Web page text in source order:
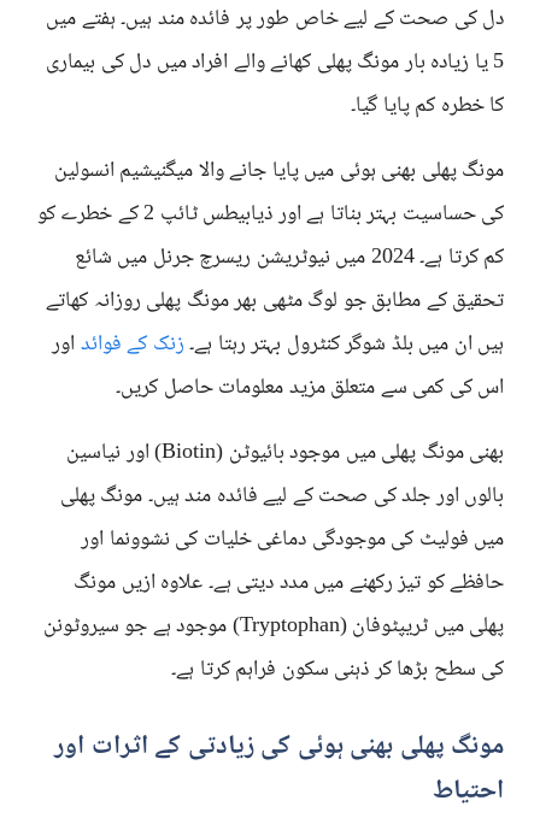
دل کی صحت کے لیے خاص طور پر فائدہ مند ہیں۔ ہفتے میں
5 یا زیادہ بار مونگ پھلی کھانے والے افراد میں دل کی بیماری
کا خطرہ کم پایا گیا۔
مونگ پھلی بھنی ہوئی میں پایا جانے والا میگنیشیم انسولین
کی حساسیت بہتر بناتا ہے اور ذیابیطس ٹائپ 2 کے خطرے کو
کم کرتا ہے۔ 2024 میں نیوٹریشن ریسرچ جرنل میں شائع
تحقیق کے مطابق جو لوگ مٹھی بھر مونگ پھلی روزانہ کھاتے
ہیں ان میں بلڈ شوگر کنٹرول بہتر رہتا ہے۔زنک کے فوائد اور
اس کی کمی سے متعلق مزید معلومات حاصل کریں۔
بھنی مونگ پھلی میں موجود بائیوٹن (Biotin) اور نیاسین
بالوں اور جلد کی صحت کے لیے فائدہ مند ہیں۔ مونگ پھلی
میں فولیٹ کی موجودگی دماغی خلیات کی نشوونما اور
حافظے کو تیز رکھنے میں مدد دیتی ہے۔ علاوہ ازیں مونگ
پھلی میں ٹریپٹوفان (Tryptophan) موجود ہے جو سیروٹونن
کی سطح بڑھا کر ذہنی سکون فراہم کرتا ہے۔
مونگ پھلی بھنی ہوئی کی زیادتی کے اثرات اور
احتیاط